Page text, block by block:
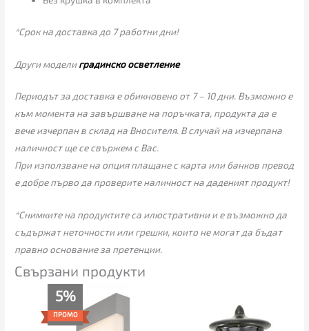
*Срок на доставка до 7 работни дни!
Други моделиградинско осветление
Периодът за доставка е обикновено от 7 – 10 дни. Възможно е
към момента на завършване на поръчката, продукта да е
вече изчерпан в склад на Вносителя. В случай на изчерпана
наличност ще се свържем с Вас.
При използване на опция плащане с карта или банков превод
е добре първо да проверите наличност на даденият продукт!
*Снимките на продуктите са илюстративни и е възможно да
съдържат неточности или грешки, които не могат да бъдат
правно основание за претенции.
Свързани продукти
5%
ПРОМО
price
цена
е:
104.81€